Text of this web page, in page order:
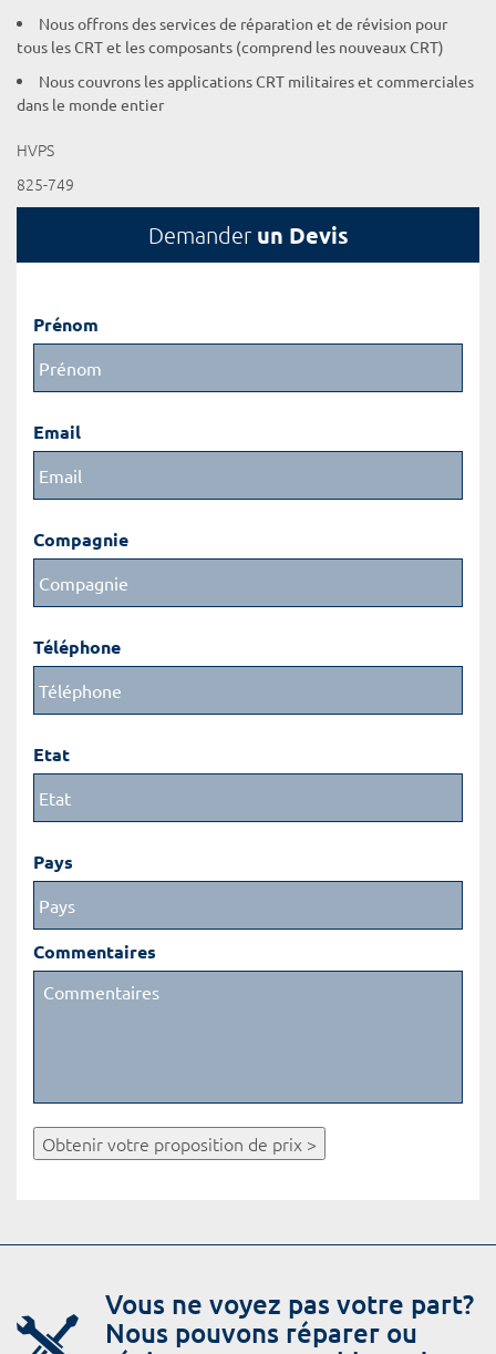
Nous offrons des services de réparation et de révision pour
tous les CRT et les composants (comprend les nouveaux CRT)
Nous couvrons les applications CRT militaires et commerciales
dans le monde entier
HVPS
825-749
Demander un Devis
Prénom
Email
Compagnie
Téléphone
Etat
Pays
Commentaires
Obtenir votre proposition de prix >
Vous ne voyez pas votre part?
Nous pouvons réparer ou